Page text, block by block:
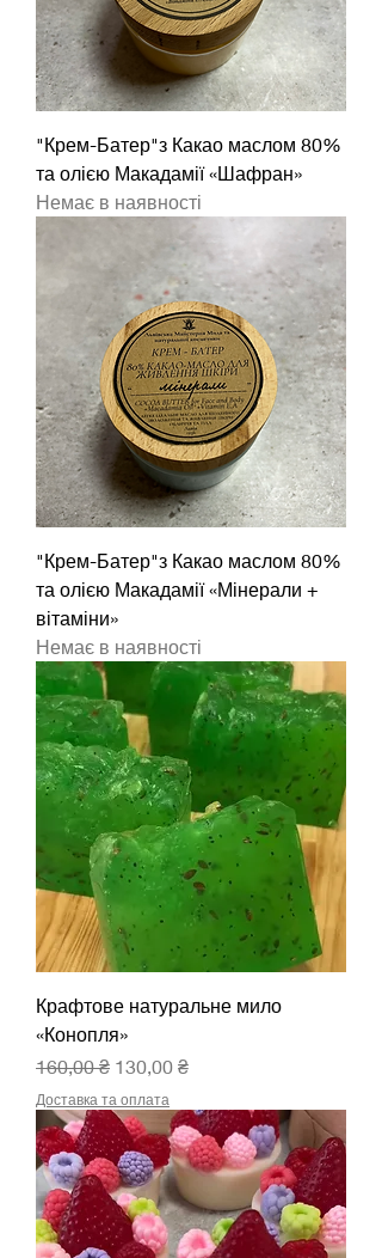
"Крем-Батер"з Какао маслом 80%
та олією Макадамії «Шафран»
Немає в наявності
"Крем-Батер"з Какао маслом 80%
та олією Макадамії «Мінерали +
вітаміни»
Немає в наявності
Крафтове натуральне мило
«Конопля»
Звичайна ціна
160,00 ₴ За розпродажем
130,00 ₴
Доставка та оплата